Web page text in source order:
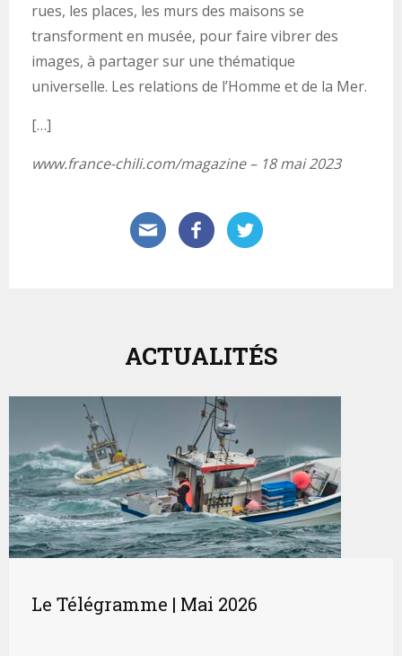
rues, les places, les murs des maisons se
transforment en musée, pour faire vibrer des
images, à partager sur une thématique
universelle. Les relations de l’Homme et de la Mer.
[…]
www.france-chili.com/magazine – 18 mai 2023
ACTUALITÉS
Le Télégramme | Mai 2026